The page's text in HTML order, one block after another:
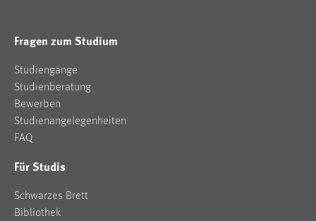
Fragen zum Studium
Studiengänge
Studienberatung
Bewerben
Studienangelegenheiten
FAQ
Für Studis
Schwarzes Brett
Bibliothek
hinweg verfolgen.
Google Ads
Name:
_gcl_au
Google Ireland Limited
Zweck: